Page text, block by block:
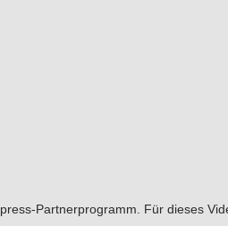
Partnerprogramm. Für dieses